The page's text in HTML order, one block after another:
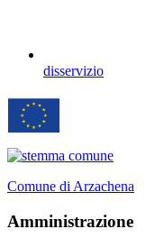
disservizio
Comune di Arzachena
Amministrazione